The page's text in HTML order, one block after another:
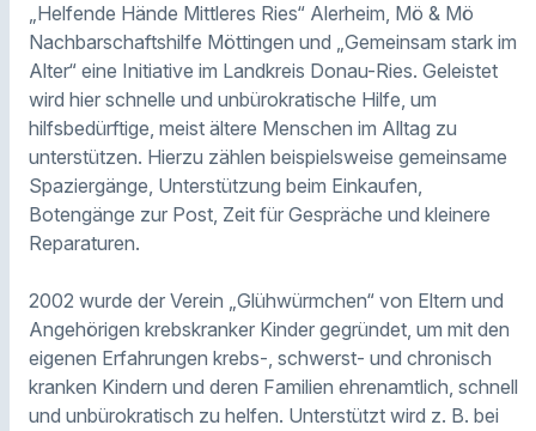
„Helfende Hände Mittleres Ries“ Alerheim, Mö & Mö
Nachbarschaftshilfe Möttingen und „Gemeinsam stark im
Alter“ eine Initiative im Landkreis Donau-Ries. Geleistet
wird hier schnelle und unbürokratische Hilfe, um
hilfsbedürftige, meist ältere Menschen im Alltag zu
unterstützen. Hierzu zählen beispielsweise gemeinsame
Spaziergänge, Unterstützung beim Einkaufen,
Botengänge zur Post, Zeit für Gespräche und kleinere
Reparaturen.
2002 wurde der Verein „Glühwürmchen“ von Eltern und
Angehörigen krebskranker Kinder gegründet, um mit den
eigenen Erfahrungen krebs-, schwerst- und chronisch
kranken Kindern und deren Familien ehrenamtlich, schnell
und unbürokratisch zu helfen. Unterstützt wird z. B. bei